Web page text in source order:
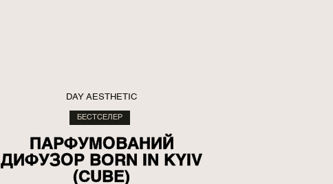
DAY AESTHETIC
БЕСТСЕЛЕР
ПАРФУМОВАНИЙ
ДИФУЗОР BORN IN KYIV
(CUBE)